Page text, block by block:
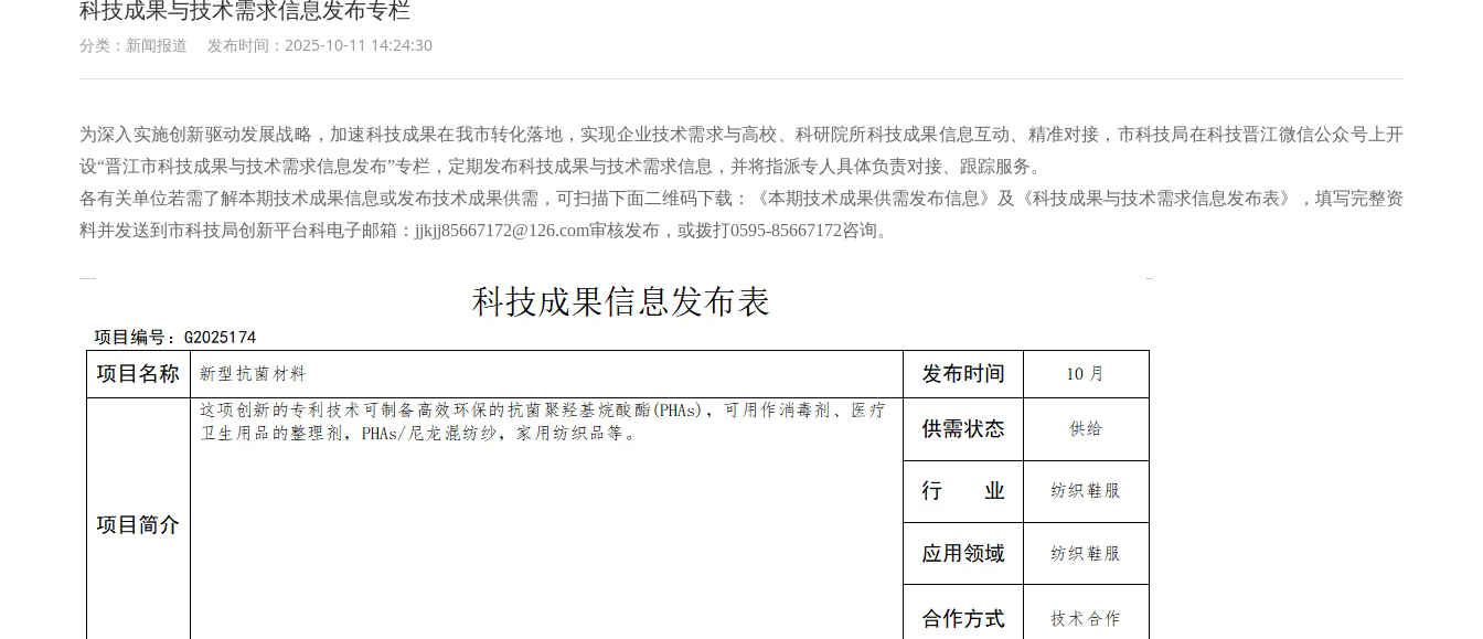
科技成果与技术需求信息发布专栏
分类：新闻报道 发布时间：2025-10-11 14:24:30
为深入实施创新驱动发展战略，加速科技成果在我市转化落地，实现企业技术需求与高校、科研院所科技成果信息互动、精准对接，市科技局在科技晋江微信公众号上开
设“晋江市科技成果与技术需求信息发布”专栏，定期发布科技成果与技术需求信息，并将指派专人具体负责对接、跟踪服务。
各有关单位若需了解本期技术成果信息或发布技术成果供需，可扫描下面二维码下载：《本期技术成果供需发布信息》及《科技成果与技术需求信息发布表》，填写完整资
料并发送到市科技局创新平台科电子邮箱：jjkjj85667172@126.com审核发布，或拨打0595-85667172咨询。